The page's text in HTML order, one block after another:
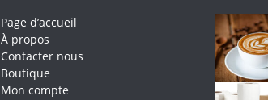
Page d’accueil
À propos
Contacter nous
Boutique
Mon compte